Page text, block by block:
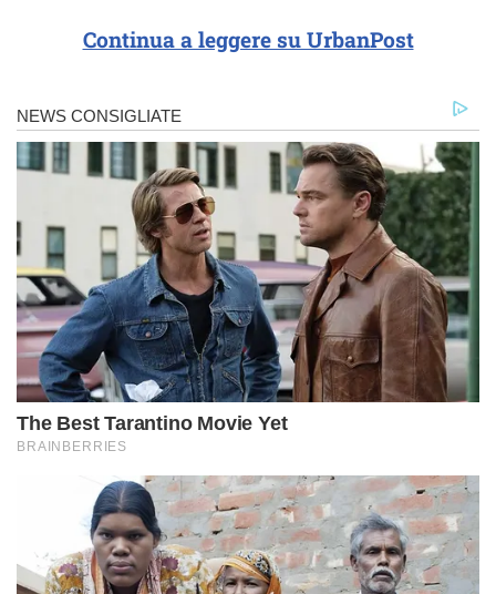
Continua a leggere su UrbanPost